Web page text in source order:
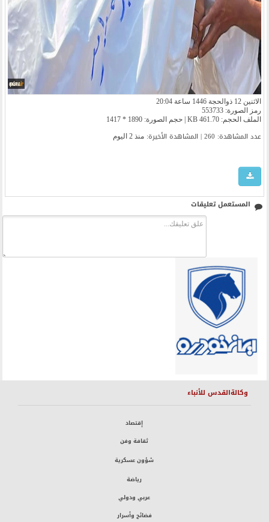
الاثنين 12 ذوالحجة 1446 ساعة 20:04
رمز الصورة: 553733
الملف الحجم: 461.70 KB | حجم الصورة: 1890 * 1417
عدد المشاهدة: 260 | المشاهدة الأخیرة: منذ 2 اليوم
المستعمل تعليقات
وكالةالقدس للأنباء
إقتصاد
ثقافة وفن
شؤون عسكرية
رياضة
عربي ودولي
فضائح وأسرار